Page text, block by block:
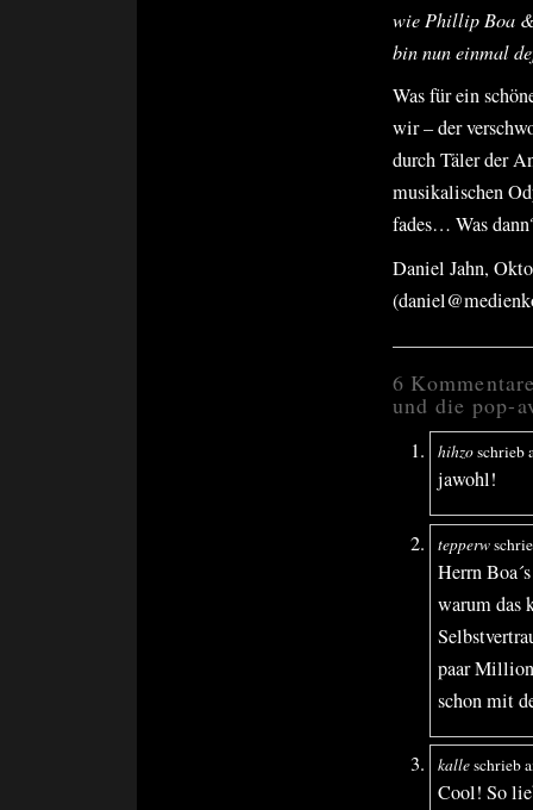
wie Phillip Boa
bin nun einmal
Was für ein
wir – der
durch Täler der
musikalischen
fades… Was
Daniel Jahn,
6
und die pop-
hihzoschrieb
jawohl!
tepperw
Herrn
warum das
paar
schon mit
kalleschrieb
Cool! So